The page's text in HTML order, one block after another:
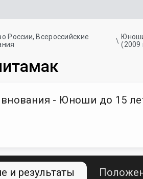
России, Всероссийские
(2009
- Юноши до 15
и результаты